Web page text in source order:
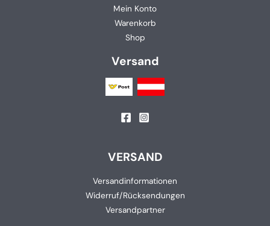
Mein Konto
Warenkorb
Shop
Versand
VERSAND
Versandinformationen
Widerruf/Rücksendungen
Versandpartner